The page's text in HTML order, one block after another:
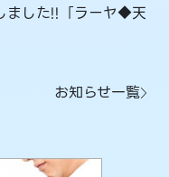
ました!!「ラーヤ◆天
お知らせ一覧